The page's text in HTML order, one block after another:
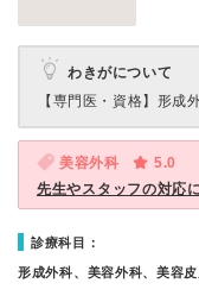
わきがについて
【専門医・資格】 形成
美容外科
5.0
先生やスタッフの対応
診療科目：
形成外科、美容外科、美容